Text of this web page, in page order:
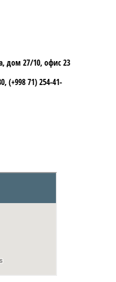
дом 27/10, офис 23
(+998 71) 254-41-